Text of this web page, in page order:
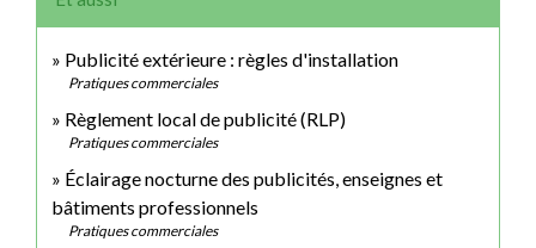
Publicité extérieure : règles d'installation
Pratiques commerciales
Règlement local de publicité (RLP)
Pratiques commerciales
Éclairage nocturne des publicités, enseignes et
bâtiments professionnels
Pratiques commerciales